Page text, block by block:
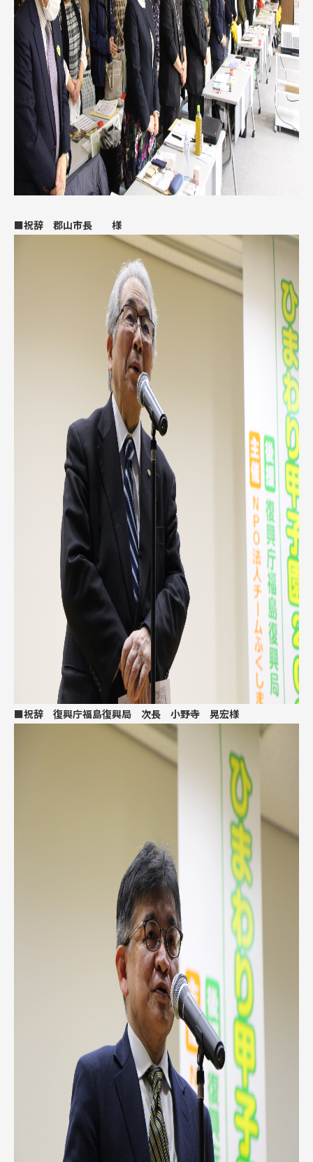
■祝辞 郡山市長 様
■祝辞 復興庁福島復興局 次長 小野寺 晃宏様